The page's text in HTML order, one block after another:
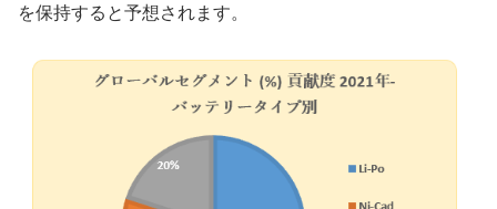
を保持すると予想されます。